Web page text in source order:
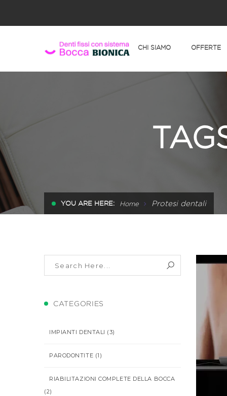
CHI SIAMO OFFERTE
YOU ARE HERE: Home Protesi dentali
CATEGORIES
IMPIANTI DENTALI (3)
PARODONTITE (1)
RIABILITAZIONI COMPLETE DELLA BOCCA
(2)